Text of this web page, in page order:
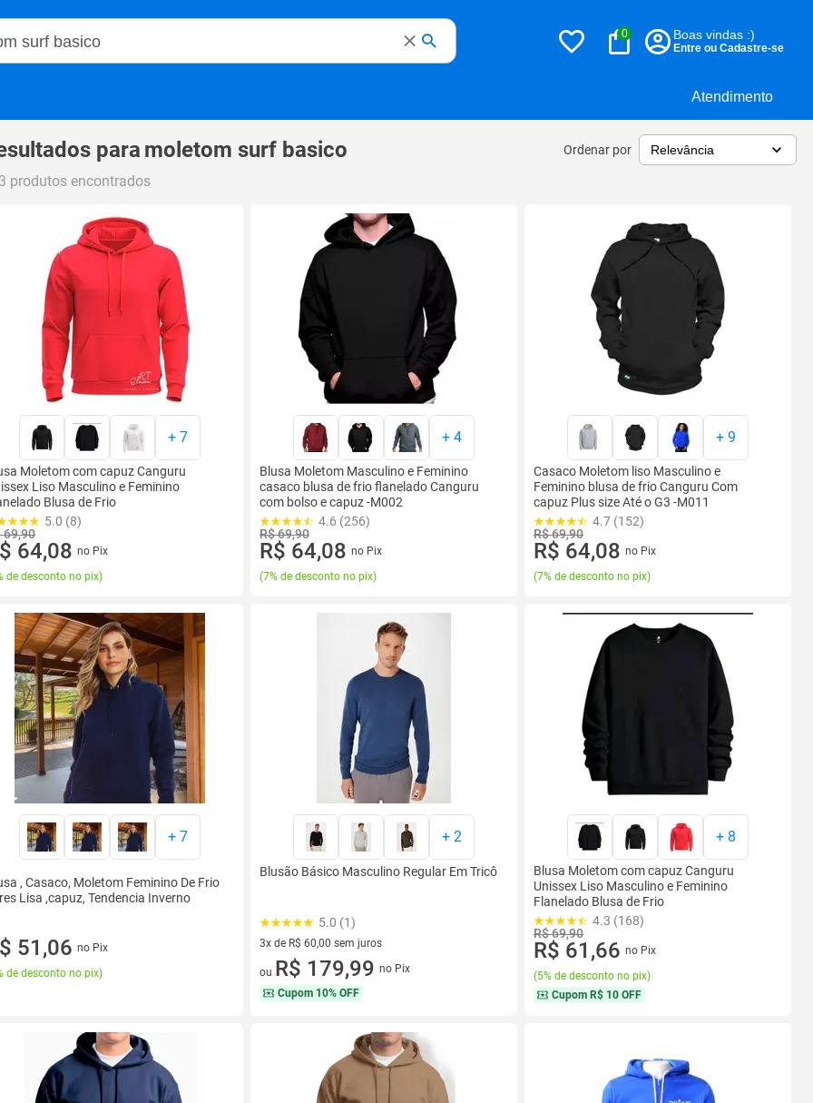
Atendimento
Magalu
0 Boas vindas :)
Entre ou Cadastre-se
para moletom surf basico Ordenar por
produtos encontrados
+ 7
Moletom com capuz Canguru
Liso Masculino e Feminino
Blusa de Frio
5.0 (8)
69,90
64,08 no Pix
de desconto no pix)
+ 4
Blusa Moletom Masculino e Feminino
casaco blusa de frio flanelado Canguru
com bolso e capuz -M002
4.6 (256)
R$ 69,90
R$ 64,08 no Pix
(7% de desconto no pix)
+ 9
Casaco Moletom liso Masculino e
Feminino blusa de frio Canguru Com
capuz Plus size Até o G3 -M011
4.7 (152)
R$ 69,90
R$ 64,08 no Pix
(7% de desconto no pix)
+ 7
, Casaco, Moletom Feminino De Frio
Lisa ,capuz, Tendencia Inverno
51,06 no Pix
de desconto no pix)
+ 2
Blusão Básico Masculino Regular Em Tricô
5.0 (1)
3x de R$ 60,00 sem juros
3 vez de R$ 60,00 sem juros
ou R$ 179,99 no Pix
Cupom 10% OFF
+ 8
Blusa Moletom com capuz Canguru
Unissex Liso Masculino e Feminino
Flanelado Blusa de Frio
4.3 (168)
R$ 69,90
R$ 61,66 no Pix
(5% de desconto no pix)
Cupom R$ 10 OFF